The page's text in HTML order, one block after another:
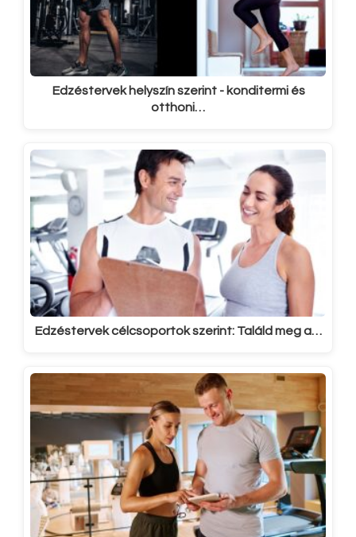
Edzéstervek helyszín szerint - konditermi és
otthoni…
Edzéstervek célcsoportok szerint: Találd meg a…